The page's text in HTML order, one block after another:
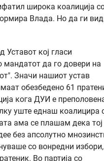
широка коалиција
Влада. Но да ги
кој гласи
мандатот да го довери на
Значи нашиот устав
обезбедено 61
кога ДУИ е
уште еднаш коалицира
ама се плашам дека
без апсолутно
со вонредни избори,
Во партија со